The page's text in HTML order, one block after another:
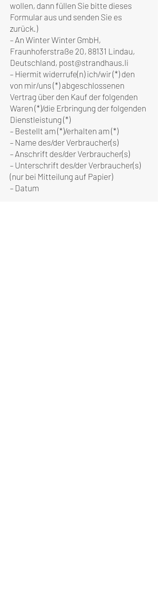
wollen, dann füllen Sie bitte dieses
Formular aus und senden Sie es
zurück.)
– An Winter Winter GmbH,
Fraunhoferstraße 20, 88131 Lindau,
Deutschland, post@strandhaus.li
– Hiermit widerrufe(n) ich/wir (*) den
von mir/uns (*) abgeschlossenen
Vertrag über den Kauf der folgenden
Waren (*)/die Erbringung der folgenden
Dienstleistung (*)
– Bestellt am (*)/erhalten am (*)
– Name des/der Verbraucher(s)
– Anschrift des/der Verbraucher(s)
– Unterschrift des/der Verbraucher(s)
(nur bei Mitteilung auf Papier)
– Datum